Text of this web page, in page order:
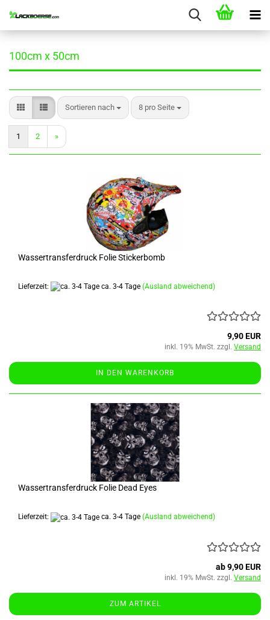
100cm x 50cm
Sortieren nach
Sortieren nach 8 pro Seite
pro Seite
1 2 »
Wassertransferdruck Folie Stickerbomb
Lieferzeit: ca. 3-4 Tage (Ausland abweichend)
9,90 EUR
inkl. 19% MwSt. zzgl. Versand
IN DEN WARENKORB
Wassertransferdruck Folie Dead Eyes
Lieferzeit: ca. 3-4 Tage (Ausland abweichend)
ab 9,90 EUR
inkl. 19% MwSt. zzgl. Versand
ZUM ARTIKEL